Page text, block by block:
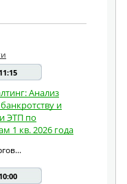
Анализ
и
ЭТП по
1 кв. 2026 года